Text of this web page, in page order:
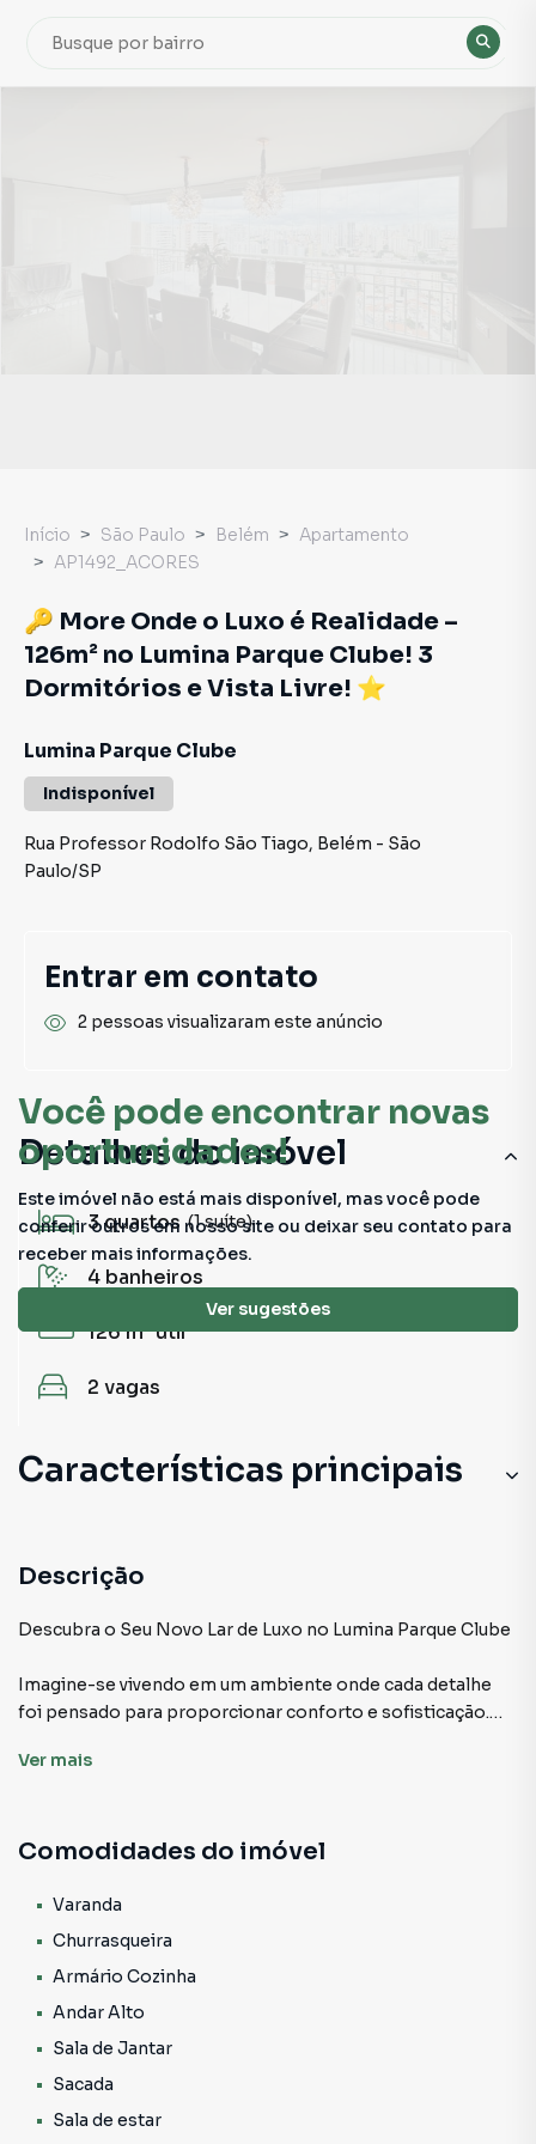
Você pode encontrar novas
oportunidades!
Este imóvel não está mais disponível, mas você pode
conferir outros em nosso site ou deixar seu contato para
receber mais informações.
Ver sugestões
Detalhes do imóvel
3quartos (1 suíte)
4 banheiros
126 m²útil
2 vagas
Características principais
Elevador com Gerador
Andar Alto
Armário Suíte
Descrição
Descubra o Seu Novo Lar de Luxo no Lumina Parque Clube
Imagine-se vivendo em um ambiente onde cada detalhe
foi pensado para proporcionar conforto e sofisticação.
perfeito entre modernidade e elegância, em um
O Charme do Seu Novo Apartamento:
✨ Espaço Generoso: 126 m² desenhados com esmero,
incluindo 3 dormitórios, com uma suíte magnífica.✨
contemplando a cidade em seu esplendor.✨ Cozinha :
Planejada para inspirar chefs e momentos inesquecíveis
em família.✨ Área Social Inspiradora: Sala para 2
refinamento.✨ Acabamentos Primorosos: Porcelanato
elegante e laminado aconchegante nos cômodos.✨
Ver mais
Comodidades do imóvel
Varanda
Churrasqueira
Armário Cozinha
Andar Alto
Sala de Jantar
Sacada
Sala de estar
Início São Paulo Belém
Apartamento
AP1492_ACORES
🔑 More Onde o Luxo é Realidade –
126m² no Lumina Parque Clube! 3
Dormitórios e Vista Livre! ⭐
Lumina Parque Clube
Indisponível
Rua Professor Rodolfo São Tiago, Belém - São
Paulo/SP
Entrar em contato
2 pessoas visualizaram este anúncio